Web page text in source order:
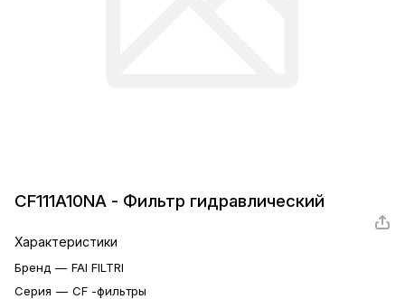
CF111A10NA - Фильтр гидравлический
Характеристики
Бренд — FAI FILTRI
Серия — CF -фильтры